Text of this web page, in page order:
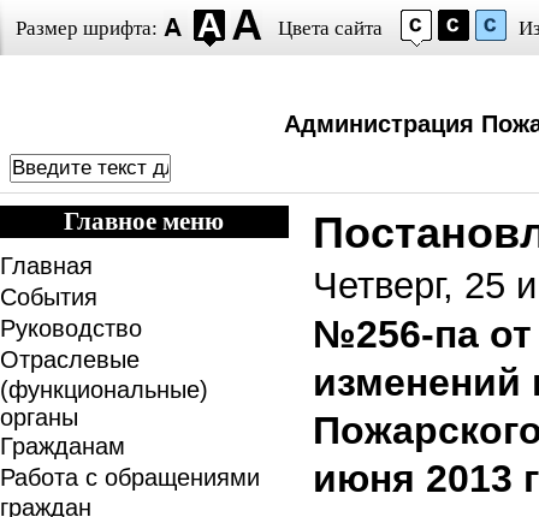
Размер шрифта: Цвета сайта
Администрация
Главное меню
Главная
События
Руководство
Отраслевые
(функциональные)
органы
Гражданам
Работа с обращениями
граждан
Четверг, 25
№256-па от
изменений
июня 2013